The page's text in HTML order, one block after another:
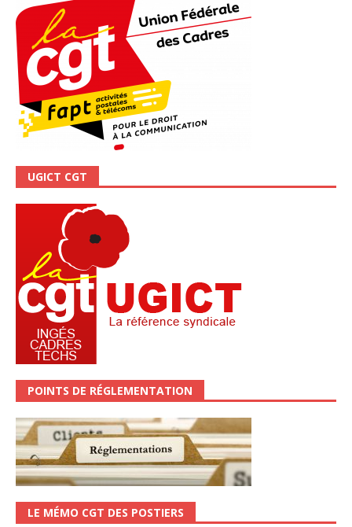
UGICT CGT
POINTS DE RÉGLEMENTATION
LE MÉMO CGT DES POSTIERS